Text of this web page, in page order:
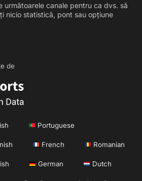
următoarele canale pentru ca dvs. să
nicio statistică, pont sau opțiune
de
Portuguese
French Romanian
German Dutch